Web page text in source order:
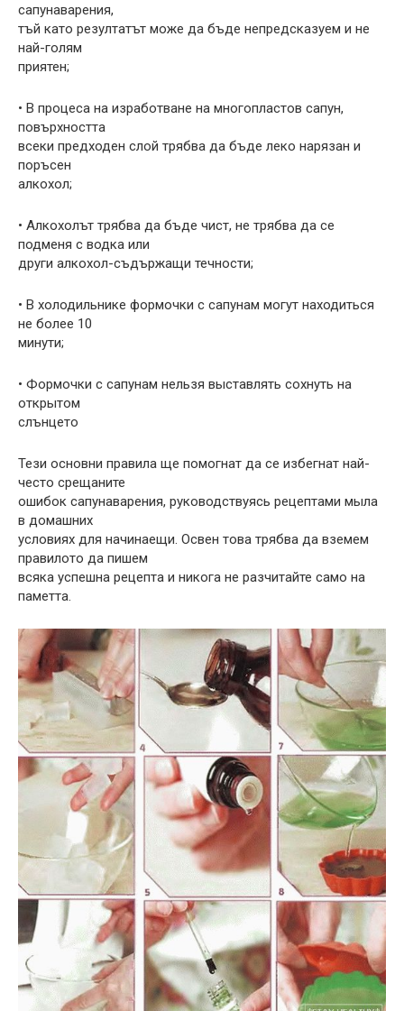
сапунаварения,
тъй като резултатът може да бъде непредсказуем и не
най-голям
приятен;
• В процеса на изработване на многопластов сапун,
повърхността
всеки предходен слой трябва да бъде леко нарязан и
поръсен
алкохол;
• Алкохолът трябва да бъде чист, не трябва да се
подменя с водка или
други алкохол-съдържащи течности;
• В холодильнике формочки с сапунам могут находиться
не более 10
минути;
• Формочки с сапунам нельзя выставлять сохнуть на
открытом
слънцето
Тези основни правила ще помогнат да се избегнат най-
често срещаните
ошибок сапунаварения, руководствуясь рецептами мыла
в домашних
условиях для начинаещи. Освен това трябва да вземем
правилото да пишем
всяка успешна рецепта и никога не разчитайте само на
паметта.